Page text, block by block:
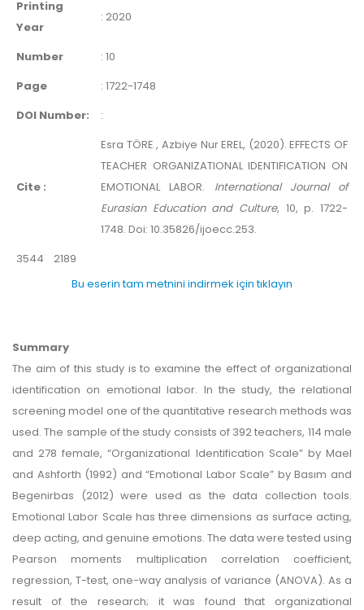
Printing
Year
: 2020
Number : 10
Page
: 1722-1748
DOI Number:
:
Cite :
Esra TÖRE , Azbiye Nur EREL, (2020). EFFECTS OF
TEACHER ORGANIZATIONAL IDENTIFICATION ON
EMOTIONAL LABOR. International Journal of
Eurasian Education and Culture, 10, p. 1722-
1748. Doi: 10.35826/ijoecc.253.
3544
2189
Bu eserin tam metnini indirmek için tıklayın
Summary
The aim of this study is to examine the effect of organizational
identification on emotional labor. In the study, the relational
screening model one of the quantitative research methods was
used. The sample of the study consists of 392 teachers, 114 male
and 278 female, “Organizational Identification Scale” by Mael
and Ashforth (1992) and “Emotional Labor Scale” by Basım and
Begenirbas (2012) were used as the data collection tools.
Emotional Labor Scale has three dimensions as surface acting,
deep acting, and genuine emotions. The data were tested using
Pearson moments multiplication correlation coefficient,
regression, T-test, one-way analysis of variance (ANOVA). As a
result of the research; it was found that organizational